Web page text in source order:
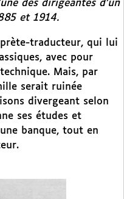
des dirigeantes d’un
et 1914.
traducteur, qui lui
avec pour
Mais, par
serait ruinée
divergeant selon
ses études et
banque, tout en